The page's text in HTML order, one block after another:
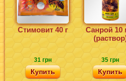
Стимовит 40 г
31 грн
Купить
Санрой 10
35 грн
Купить